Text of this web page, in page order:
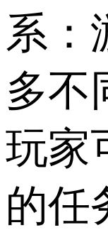
系：
多不
玩家
的任